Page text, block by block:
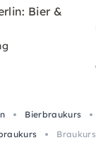
Bier &
Bierbraukurs